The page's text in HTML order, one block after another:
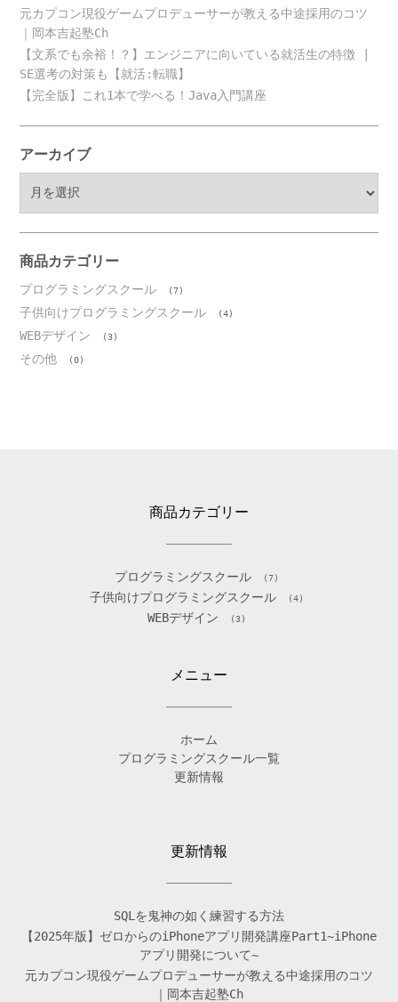
元カプコン現役ゲームプロデューサーが教える中途採用のコツ
｜岡本吉起塾Ch
【文系でも余裕！？】エンジニアに向いている就活生の特徴 |
SE選考の対策も【就活:転職】
【完全版】これ1本で学べる！Java入門講座
アーカイブ
ブ
商品カテゴリー
プログラミングスクール (7)
子供向けプログラミングスクール (4)
WEBデザイン (3)
その他 (0)
商品カテゴリー
プログラミングスクール (7)
子供向けプログラミングスクール (4)
WEBデザイン (3)
メニュー
ホーム
プログラミングスクール一覧
更新情報
更新情報
SQLを鬼神の如く練習する方法
【2025年版】ゼロからのiPhoneアプリ開発講座Part1~iPhone
アプリ開発について~
元カプコン現役ゲームプロデューサーが教える中途採用のコツ
｜岡本吉起塾Ch